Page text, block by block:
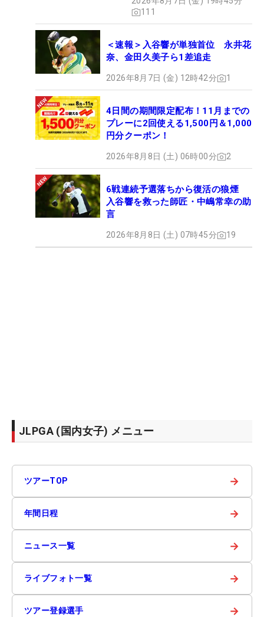
111
＜速報＞入谷響が単独首位 永井花
奈、金田久美子ら1差追走
2026年8月7日 (金) 12時42分 1
4日間の期間限定配布！11月までの
プレーに2回使える1,500円＆1,000
円分クーポン！
2026年8月8日 (土) 06時00分 2
6戦連続予選落ちから復活の狼煙
入谷響を救った師匠・中嶋常幸の助
言
2026年8月8日 (土) 07時45分 19
JLPGA (国内女子) メニュー
ツアーTOP →
年間日程 →
ニュース一覧 →
ライブフォト一覧 →
ツアー登録選手 →